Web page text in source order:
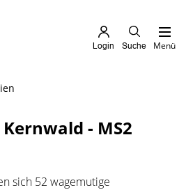
Menü
Suche
Login
- MS2
sich 52 wagemutige